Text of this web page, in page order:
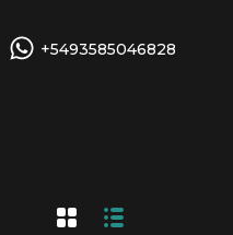
+5493585046828
+5493585046828